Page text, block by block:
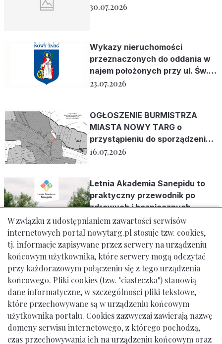
30.07.2026
Wykazy nieruchomości
przeznaczonych do oddania w
najem położonych przy ul. Św.
Brata Alberta 35 i ul. Parkowej
23.07.2026
OGŁOSZENIE BURMISTRZA
MIASTA NOWY TARG o
przystąpieniu do sporządzenia
zmiany miejscowego planu
(Dział)
16.07.2026
Letnia Akademia Sanepidu to
praktyczny przewodnik po
zdrowych i bezpiecznych
wakacjach
30.06.2026
Urząd Miasta Nowy Targ: ul. Krzywa 1, tel. 18 261 12 00
W związku z udostępnianiem zawartości serwisów
internetowych portal nowytarg.pl stosuje tzw. cookies,
tj. informacje zapisywane przez serwery na urządzeniu
końcowym użytkownika, które serwery mogą odczytać
przy każdorazowym połączeniu się z tego urządzenia
końcowego. Pliki cookies (tzw. "ciasteczka") stanowią
dane informatyczne, w szczególności pliki tekstowe,
które przechowywane są w urządzeniu końcowym
użytkownika portalu. Cookies zazwyczaj zawierają nazwę
domeny serwisu internetowego, z którego pochodzą,
czas przechowywania ich na urządzeniu końcowym oraz